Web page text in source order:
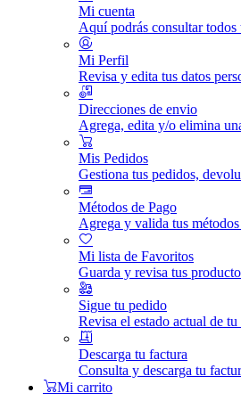
Mi cuenta
Aquí podrás consultar
Mi Perfil
Revisa y edita tus datos
Direcciones de envio
Agrega, edita y/o elimina
Mis Pedidos
Gestiona tus pedidos,
Métodos de Pago
Agrega y valida tus
Mi lista de Favoritos
Guarda y revisa tus
Sigue tu pedido
Revisa el estado actual de
Descarga tu factura
Consulta y descarga tu
Mi carrito